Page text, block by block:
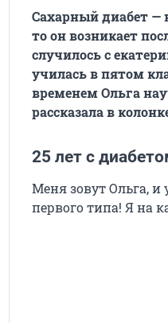
Сахарный диабет —
то он возникает
случилось с
училась в пятом
временем Ольга
рассказала в
25 лет с
Меня зовут Ольга,
первого типа! Я на